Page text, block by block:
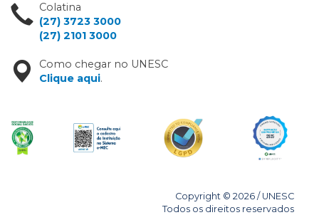
Colatina
(27) 3723 3000
(27) 2101 3000
Como chegar no UNESC
Clique aqui.
Copyright © 2026 / UNESC
Todos os direitos reservados